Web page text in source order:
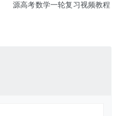
源高考数学一轮复习视频教程